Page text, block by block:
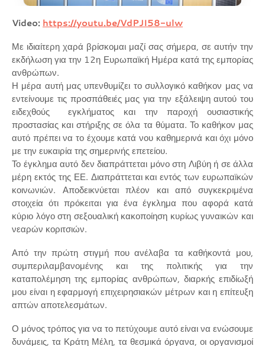
Video: https://youtu.be/VdPJI58-ulw
Με ιδιαίτερη χαρά βρίσκομαι μαζί σας σήμερα, σε αυτήν την
εκδήλωση για την 12η Ευρωπαϊκή Ημέρα κατά της εμπορίας
ανθρώπων.
Η μέρα αυτή μας υπενθυμίζει το συλλογικό καθήκον μας να
εντείνουμε τις προσπάθειές μας για την εξάλειψη αυτού του
ειδεχθούς εγκλήματος και την παροχή ουσιαστικής
προστασίας και στήριξης σε όλα τα θύματα. Το καθήκον μας
αυτό πρέπει να το έχουμε κατά νου καθημερινά και όχι μόνο
με την ευκαιρία της σημερινής επετείου.
Το έγκλημα αυτό δεν διαπράττεται μόνο στη Λιβύη ή σε άλλα
μέρη εκτός της ΕΕ. Διαπράττεται και εντός των ευρωπαϊκών
κοινωνιών. Αποδεικνύεται πλέον και από συγκεκριμένα
στοιχεία ότι πρόκειται για ένα έγκλημα που αφορά κατά
κύριο λόγο στη σεξουαλική κακοποίηση κυρίως γυναικών και
νεαρών κοριτσιών.
Από την πρώτη στιγμή που ανέλαβα τα καθήκοντά μου,
συμπεριλαμβανομένης και της πολιτικής για την
καταπολέμηση της εμπορίας ανθρώπων, διαρκής επιδίωξή
μου είναι η εφαρμογή επιχειρησιακών μέτρων και η επίτευξη
απτών αποτελεσμάτων.
Ο μόνος τρόπος για να το πετύχουμε αυτό είναι να ενώσουμε
δυνάμεις, τα Κράτη Μέλη, τα θεσμικά όργανα, οι οργανισμοί